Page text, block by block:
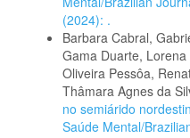
(2024): .
Barbara Cabral,
Gama Duarte,
Oliveira Pessôa,
Thâmara Agnes da
no semiárido
Saúde Mental/